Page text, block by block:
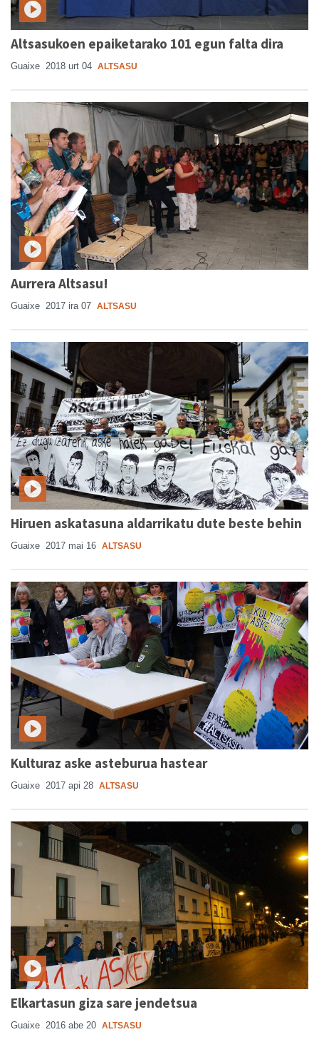
Altsasukoen epaiketarako 101 egun falta dira
Guaixe 2018 urt 04 ALTSASU
Aurrera Altsasu!
Guaixe 2017 ira 07 ALTSASU
Hiruen askatasuna aldarrikatu dute beste behin
Guaixe 2017 mai 16 ALTSASU
Kulturaz aske asteburua hastear
Guaixe 2017 api 28 ALTSASU
Elkartasun giza sare jendetsua
Guaixe 2016 abe 20 ALTSASU